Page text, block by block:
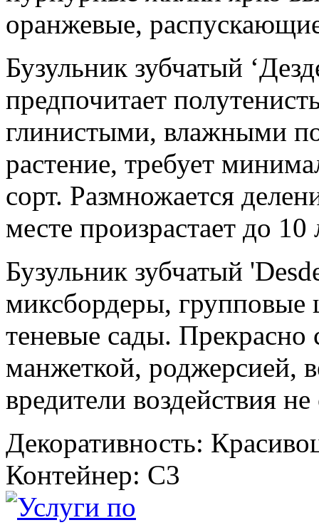
оранжевые,
Бузульник зубчатый
предпочитает
глинистыми, влажными
растение, требует
сорт. Размножается
месте произрастает до 10
Бузульник зубчатый
миксбордеры, групповые
теневые сады. Прекрасно
манжеткой, роджерсией,
вредители воздействия
Декоративность:
Контейнер: C3